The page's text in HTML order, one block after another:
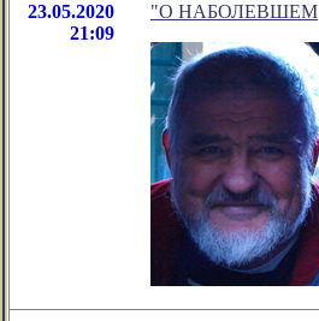
23.05.2020
21:09
"О НАБОЛЕВШЕМ